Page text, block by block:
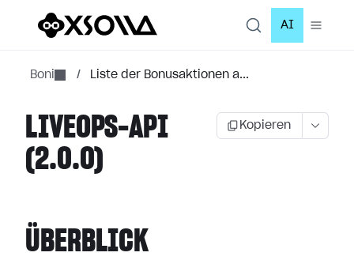
AI
Boni / Liste der Bonusaktionen a...
LIVEOPS-API
(2.0.0)
Kopieren
ÜBERBLICK